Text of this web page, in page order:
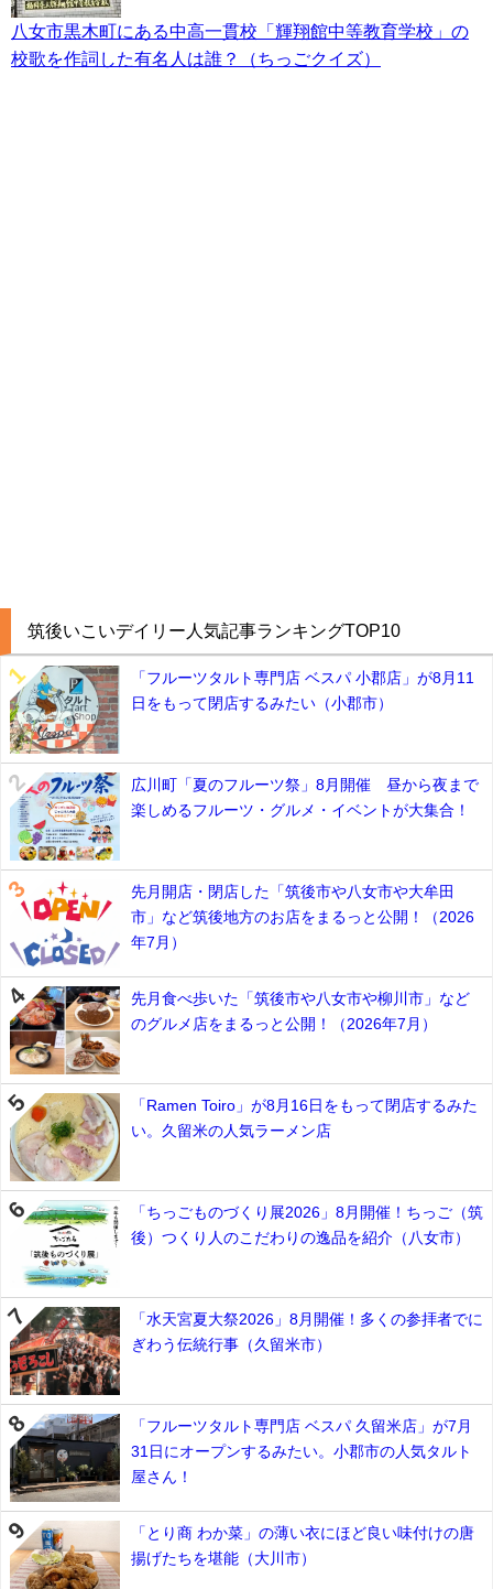
八女市黒木町にある中高一貫校「輝翔館中等教育学校」の
校歌を作詞した有名人は誰？（ちっごクイズ）
筑後いこいデイリー人気記事ランキングTOP10
「フルーツタルト専門店 ベスパ 小郡店」が8月11
日をもって閉店するみたい（小郡市）
広川町「夏のフルーツ祭」8月開催 昼から夜まで
楽しめるフルーツ・グルメ・イベントが大集合！
先月開店・閉店した「筑後市や八女市や大牟田
市」など筑後地方のお店をまるっと公開！（2026
年7月）
先月食べ歩いた「筑後市や八女市や柳川市」など
のグルメ店をまるっと公開！（2026年7月）
「Ramen Toiro」が8月16日をもって閉店するみた
い。久留米の人気ラーメン店
「ちっごものづくり展2026」8月開催！ちっご（筑
後）つくり人のこだわりの逸品を紹介（八女市）
「水天宮夏大祭2026」8月開催！多くの参拝者でに
ぎわう伝統行事（久留米市）
「フルーツタルト専門店 ベスパ 久留米店」が7月
31日にオープンするみたい。小郡市の人気タルト
屋さん！
「とり商 わか菜」の薄い衣にほど良い味付けの唐
揚げたちを堪能（大川市）